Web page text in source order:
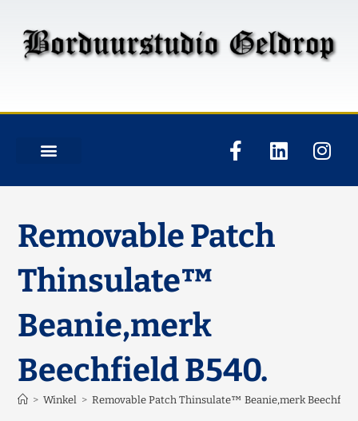
Removable Patch
Thinsulate™
Beanie,merk
Beechfield B540.
> Winkel > Removable Patch Thinsulate™ Beanie,merk